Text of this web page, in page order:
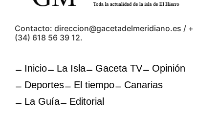
Contacto: direccion@gacetadelmeridiano.es / +
(34) 618 56 39 12.
Inicio La Isla Gaceta TV
Opinión
Deportes
El tiempo
Canarias
La Guía
Editorial